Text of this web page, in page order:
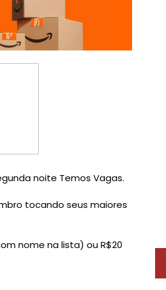
noite Temos Vagas.
tocando seus maiores
nome na lista) ou R$20